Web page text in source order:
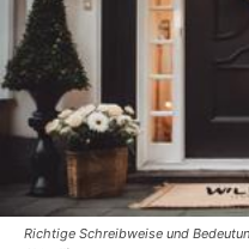
Richtige Schreibweise und